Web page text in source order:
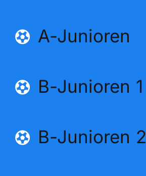
Mitgliedschaft
Unser Fanshop
A-Junioren
B-Junioren 1
B-Junioren 2